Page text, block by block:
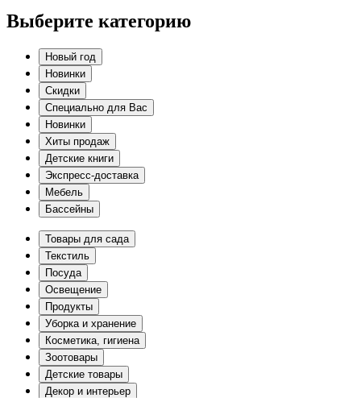
Выберите категорию
Новый год
Новинки
Скидки
Специально для Вас
Новинки
Хиты продаж
Детские книги
Экспресс-доставка
Мебель
Бассейны
Товары для сада
Текстиль
Посуда
Освещение
Продукты
Уборка и хранение
Косметика, гигиена
Зоотовары
Детские товары
Декор и интерьер